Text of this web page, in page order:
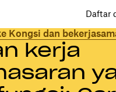
Daftar
Kongsi dan
kerja